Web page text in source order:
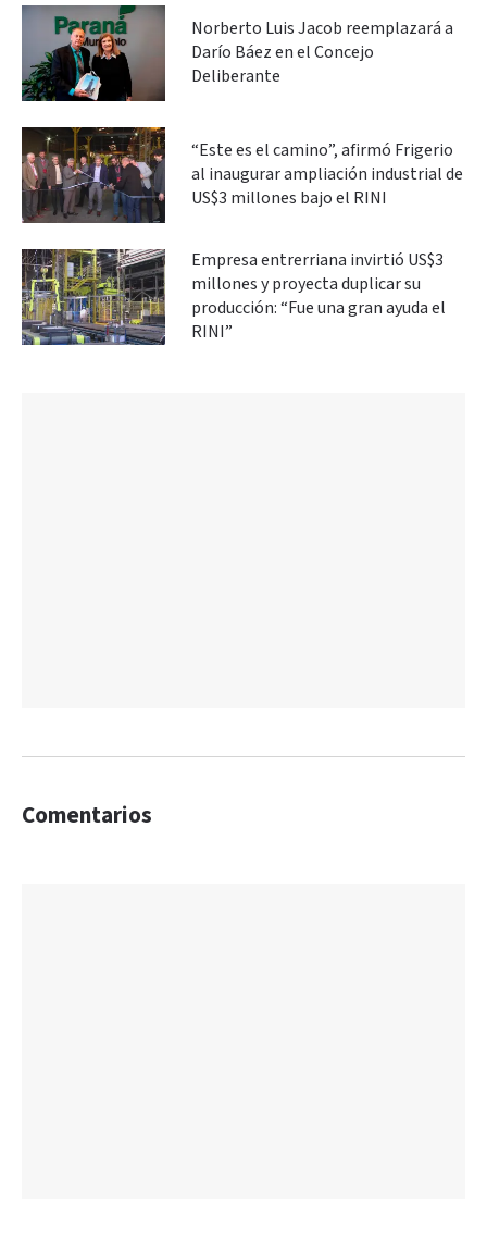
Norberto Luis Jacob reemplazará a
Darío Báez en el Concejo
Deliberante
“Este es el camino”, afirmó Frigerio
al inaugurar ampliación industrial de
US$3 millones bajo el RINI
Empresa entrerriana invirtió US$3
millones y proyecta duplicar su
producción: “Fue una gran ayuda el
RINI”
Comentarios